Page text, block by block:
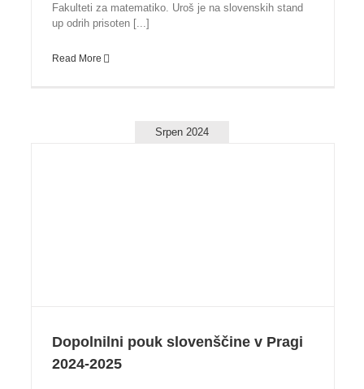
Fakulteti za matematiko. Uroš je na slovenskih stand
up odrih prisoten [...]
Read More
Srpen 2024
Dopolnilni pouk slovenščine v Pragi
2024-2025